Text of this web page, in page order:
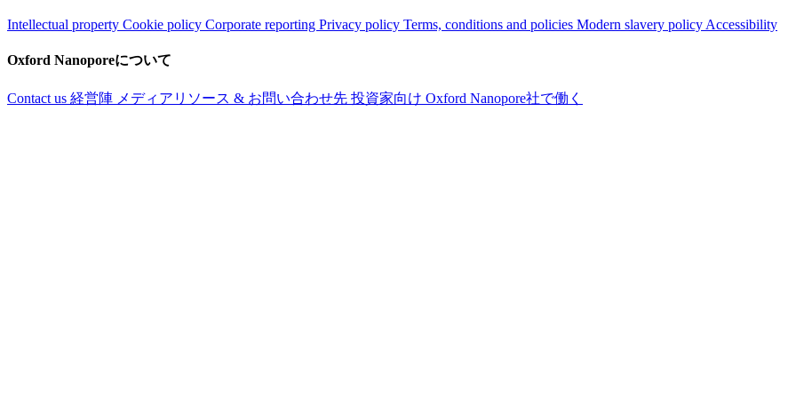
Intellectual property Cookie policy Corporate reporting Privacy policy Terms, conditions and policies Modern slavery policy Accessibility
Oxford Nanoporeについて
Contact us 経営陣 メディアリソース & お問い合わせ先 投資家向け Oxford Nanopore社で働く